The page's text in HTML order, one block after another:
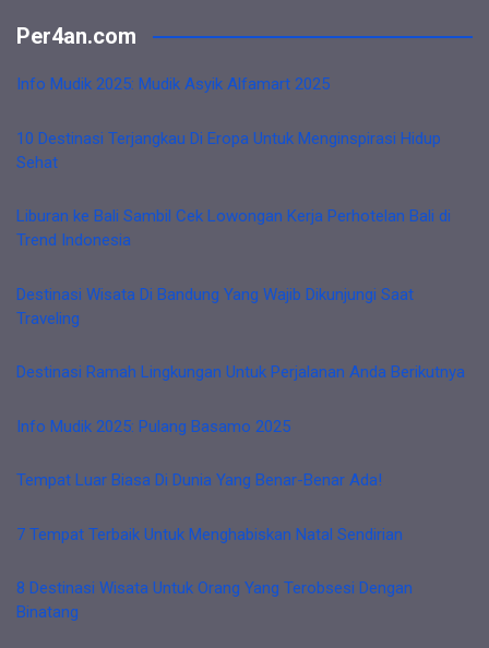
Per4an.com
Info Mudik 2025: Mudik Asyik Alfamart 2025
10 Destinasi Terjangkau Di Eropa Untuk Menginspirasi Hidup
Sehat
Liburan ke Bali Sambil Cek Lowongan Kerja Perhotelan Bali di
Trend Indonesia
Destinasi Wisata Di Bandung Yang Wajib Dikunjungi Saat
Traveling
Destinasi Ramah Lingkungan Untuk Perjalanan Anda Berikutnya
Info Mudik 2025: Pulang Basamo 2025
Tempat Luar Biasa Di Dunia Yang Benar-Benar Ada!
7 Tempat Terbaik Untuk Menghabiskan Natal Sendirian
8 Destinasi Wisata Untuk Orang Yang Terobsesi Dengan
Binatang